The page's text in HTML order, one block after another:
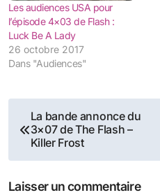
Les audiences USA pour
l’épisode 4×03 de Flash :
Luck Be A Lady
26 octobre 2017
Dans "Audiences"
Navigation
de
l’article
La bande annonce du
3×07 de The Flash –
Killer Frost
Laisser un commentaire